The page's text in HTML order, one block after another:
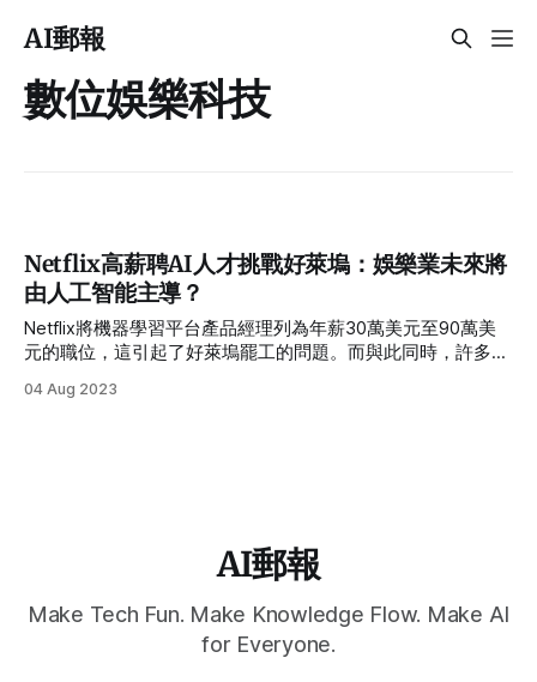
AI郵報
數位娛樂科技
Netflix高薪聘AI人才挑戰好萊塢：娛樂業未來將
由人工智能主導？
Netflix將機器學習平台產品經理列為年薪30萬美元至90萬美
元的職位，這引起了好萊塢罷工的問題。而與此同時，許多演
Netflix近期影劇從業人員罷工問題，顯示出大公司似乎正為長
04 Aug 2023
AI郵報
Make Tech Fun. Make Knowledge Flow. Make AI
for Everyone.